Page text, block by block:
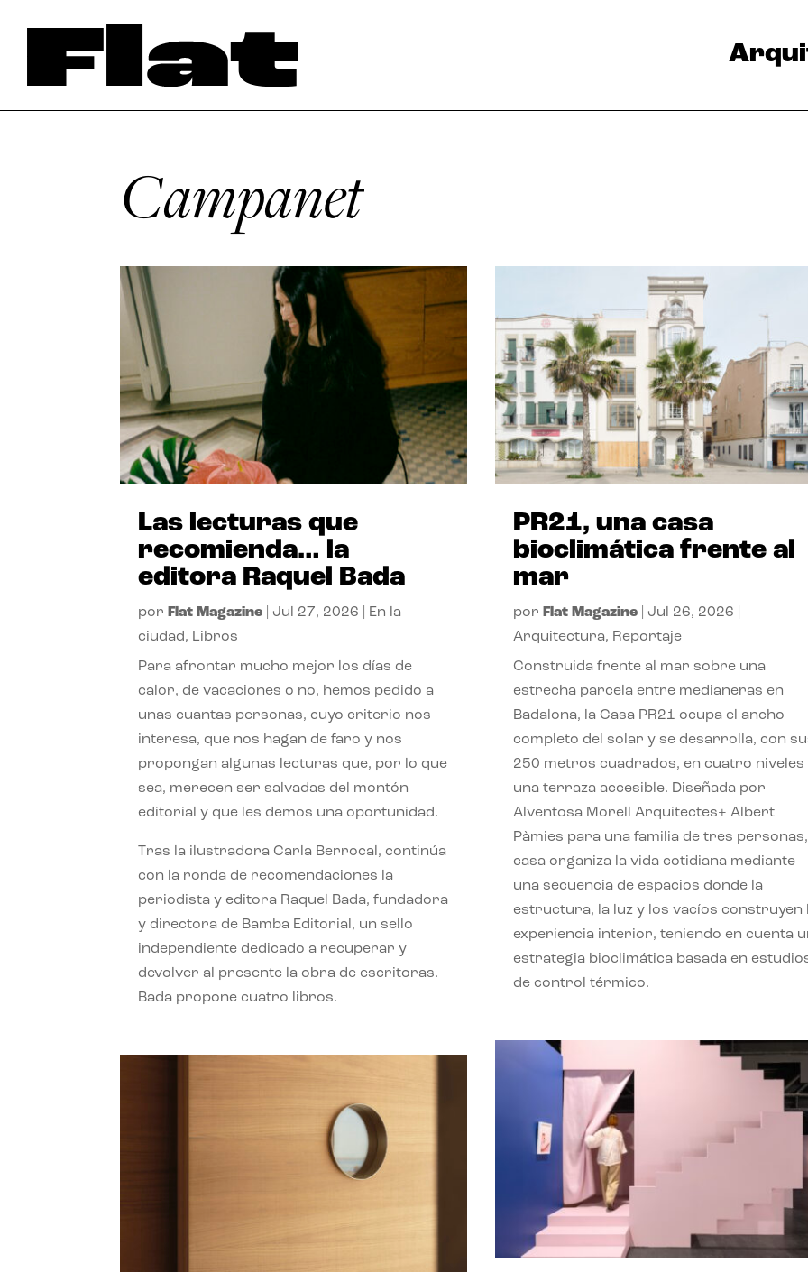
Campanet
Las lecturas que
recomienda… la
editora Raquel Bada
por Flat Magazine Jul 27, 2026
En la
ciudad, Libros
Para afrontar mucho mejor los días de
calor, de vacaciones o no, hemos pedido a
unas cuantas personas, cuyo criterio nos
interesa, que nos hagan de faro y nos
propongan algunas lecturas que, por lo que
sea, merecen ser salvadas del montón
editorial y que les demos una oportunidad.
Tras la ilustradora Carla Berrocal, continúa
con la ronda de recomendaciones la
periodista y editora Raquel Bada, fundadora
y directora de Bamba Editorial, un sello
independiente dedicado a recuperar y
devolver al presente la obra de escritoras.
Bada propone cuatro libros.
PR21, una casa
bioclimática frente al
mar
por Flat Magazine| Jul 26, 2026
Arquitectura, Reportaje
Construida frente al mar sobre una
estrecha parcela entre medianeras en
Badalona, la Casa PR21 ocupa el ancho
completo del solar y se desarrolla, con
250 metros cuadrados, en cuatro niveles
una terraza accesible. Diseñada por
Alventosa Morell Arquitectes+ Albert
Pàmies para una familia de tres
casa organiza la vida cotidiana mediante
una secuencia de espacios donde la
estructura, la luz y los vacíos construyen
experiencia interior, teniendo en cuenta
estrategia bioclimática basada en
de control térmico.